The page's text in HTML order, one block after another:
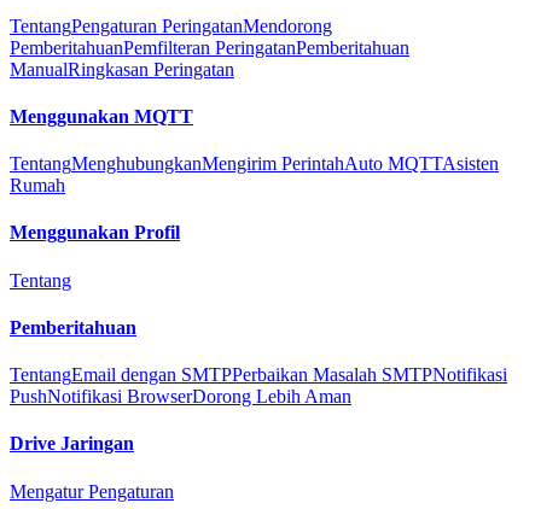
TentangPengaturan PeringatanMendorong
PemberitahuanPemfilteran PeringatanPemberitahuan
ManualRingkasan Peringatan
Menggunakan MQTT
TentangMenghubungkanMengirim PerintahAuto MQTTAsisten
Rumah
Menggunakan Profil
Tentang
Pemberitahuan
TentangEmail dengan SMTPPerbaikan Masalah SMTPNotifikasi
PushNotifikasi BrowserDorong Lebih Aman
Drive Jaringan
Mengatur Pengaturan